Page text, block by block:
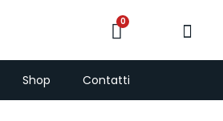
0
Shop Contatti